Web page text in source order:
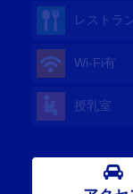
レストラ
Wi-Fi有
授乳室